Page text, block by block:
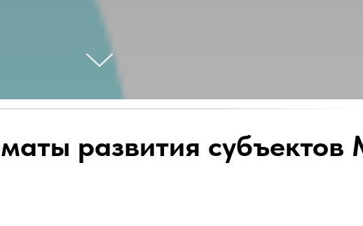
развития